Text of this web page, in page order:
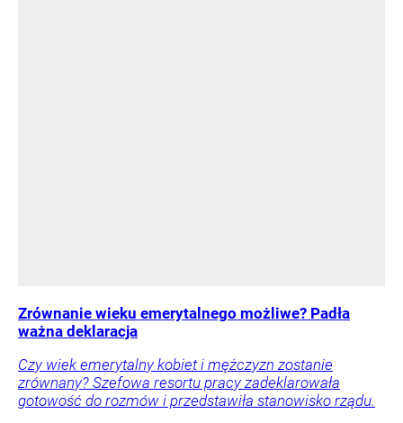
Zrównanie wieku emerytalnego możliwe? Padła
ważna deklaracja
Czy wiek emerytalny kobiet i mężczyzn zostanie
zrównany? Szefowa resortu pracy zadeklarowała
gotowość do rozmów i przedstawiła stanowisko rządu.